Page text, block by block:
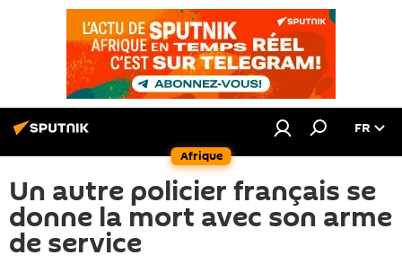
Afrique
FR
Un autre policier français se
donne la mort avec son arme
de service